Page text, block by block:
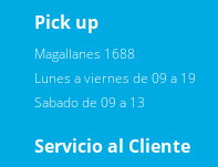
Reciba
Pick up
Magallanes 1688
Lunes a viernes de 09 a 19
Sabado de 09 a 13
Servicio al Cliente